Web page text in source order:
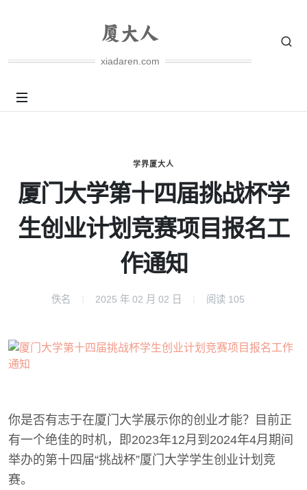
xiadaren.com
学界厦大人
厦门大学第十四届挑战杯学
生创业计划竞赛项目报名工
作通知
佚名 2025 年 02 月 02 日 阅读 105
你是否有志于在厦门大学展示你的创业才能？目前正
有一个绝佳的时机，即2023年12月到2024年4月期间
举办的第十四届“挑战杯”厦门大学学生创业计划竞
赛。